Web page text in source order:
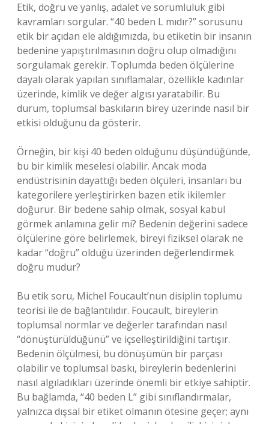
Etik, doğru ve yanlış, adalet ve sorumluluk gibi
kavramları sorgular. “40 beden L mıdır?” sorusunu
etik bir açıdan ele aldığımızda, bu etiketin bir insanın
bedenine yapıştırılmasının doğru olup olmadığını
sorgulamak gerekir. Toplumda beden ölçülerine
dayalı olarak yapılan sınıflamalar, özellikle kadınlar
üzerinde, kimlik ve değer algısı yaratabilir. Bu
durum, toplumsal baskıların birey üzerinde nasıl bir
etkisi olduğunu da gösterir.
Örneğin, bir kişi 40 beden olduğunu düşündüğünde,
bu bir kimlik meselesi olabilir. Ancak moda
endüstrisinin dayattığı beden ölçüleri, insanları bu
kategorilere yerleştirirken bazen etik ikilemler
doğurur. Bir bedene sahip olmak, sosyal kabul
görmek anlamına gelir mi? Bedenin değerini sadece
ölçülerine göre belirlemek, bireyi fiziksel olarak ne
kadar “doğru” olduğu üzerinden değerlendirmek
doğru mudur?
Bu etik soru, Michel Foucault’nun disiplin toplumu
teorisi ile de bağlantılıdır. Foucault, bireylerin
toplumsal normlar ve değerler tarafından nasıl
“dönüştürüldüğünü” ve içselleştirildiğini tartışır.
Bedenin ölçülmesi, bu dönüşümün bir parçası
olabilir ve toplumsal baskı, bireylerin bedenlerini
nasıl algıladıkları üzerinde önemli bir etkiye sahiptir.
Bu bağlamda, “40 beden L” gibi sınıflandırmalar,
yalnızca dışsal bir etiket olmanın ötesine geçer; aynı